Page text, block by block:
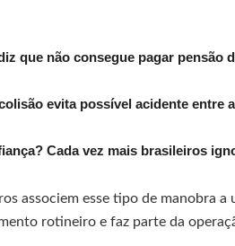
que não consegue pagar pensão
evita possível acidente entre
Cada vez mais brasileiros
associem esse tipo de manobra
rotineiro e faz parte da